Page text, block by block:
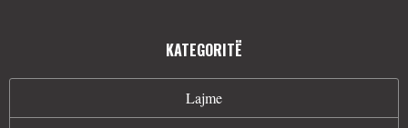
KATEGORITË
Lajme